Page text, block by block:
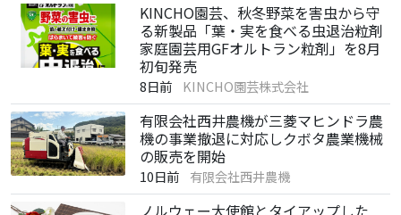
KINCHO園芸、秋冬野菜を害虫から守
る新製品「葉・実を食べる虫退治粒剤
家庭園芸用GFオルトラン粒剤」を8月
初旬発売
8日前 KINCHO園芸株式会社
有限会社西井農機が三菱マヒンドラ農
機の事業撤退に対応しクボタ農業機械
の販売を開始
10日前 有限会社西井農機
ノルウェー大使館とタイアップした